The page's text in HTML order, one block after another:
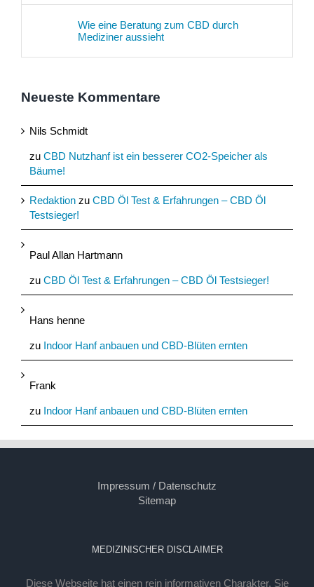
Wie eine Beratung zum CBD durch
Mediziner aussieht
Neueste Kommentare
Nils Schmidt
zu CBD Nutzhanf ist ein besserer CO2-Speicher als
Bäume!
Redaktion zu CBD Öl Test & Erfahrungen – CBD Öl
Testsieger!
Paul Allan Hartmann
zu CBD Öl Test & Erfahrungen – CBD Öl Testsieger!
Hans henne
zu Indoor Hanf anbauen und CBD-Blüten ernten
Frank
zu Indoor Hanf anbauen und CBD-Blüten ernten
Impressum / Datenschutz
Sitemap
MEDIZINISCHER DISCLAIMER
Diese Webseite hat einen rein informativen Charakter. Sie